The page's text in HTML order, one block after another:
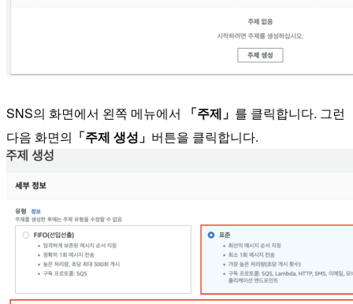
SNS의 화면에서 왼쪽 메뉴에서 「주제」 를 클릭합니다. 그런
다음 화면의 「주제 생성」 버튼을 클릭합니다.